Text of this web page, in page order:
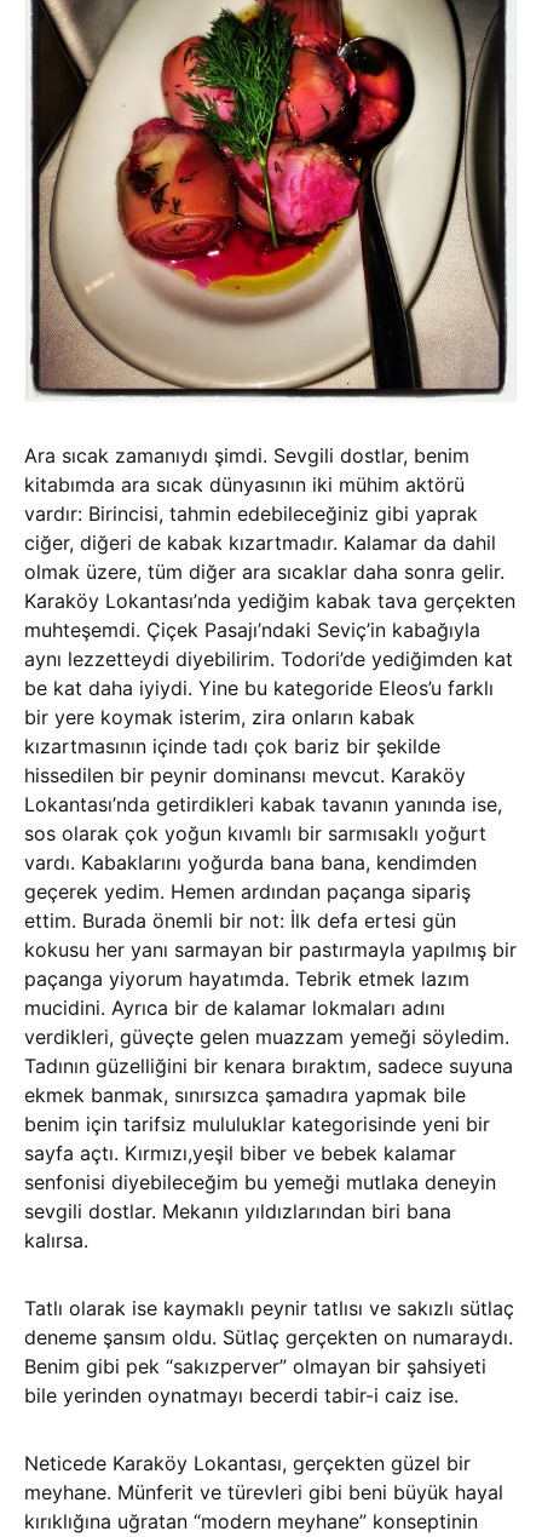
Ara sıcak zamanıydı şimdi. Sevgili dostlar, benim
kitabımda ara sıcak dünyasının iki mühim aktörü
vardır: Birincisi, tahmin edebileceğiniz gibi yaprak
ciğer, diğeri de kabak kızartmadır. Kalamar da dahil
olmak üzere, tüm diğer ara sıcaklar daha sonra gelir.
Karaköy Lokantası’nda yediğim kabak tava gerçekten
muhteşemdi. Çiçek Pasajı’ndaki Seviç’in kabağıyla
aynı lezzetteydi diyebilirim. Todori’de yediğimden kat
be kat daha iyiydi. Yine bu kategoride Eleos’u farklı
bir yere koymak isterim, zira onların kabak
kızartmasının içinde tadı çok bariz bir şekilde
hissedilen bir peynir dominansı mevcut. Karaköy
Lokantası’nda getirdikleri kabak tavanın yanında ise,
sos olarak çok yoğun kıvamlı bir sarmısaklı yoğurt
vardı. Kabaklarını yoğurda bana bana, kendimden
geçerek yedim. Hemen ardından paçanga sipariş
ettim. Burada önemli bir not: İlk defa ertesi gün
kokusu her yanı sarmayan bir pastırmayla yapılmış bir
paçanga yiyorum hayatımda. Tebrik etmek lazım
mucidini. Ayrıca bir de kalamar lokmaları adını
verdikleri, güveçte gelen muazzam yemeği söyledim.
Tadının güzelliğini bir kenara bıraktım, sadece suyuna
ekmek banmak, sınırsızca şamadıra yapmak bile
benim için tarifsiz mululuklar kategorisinde yeni bir
sayfa açtı. Kırmızı,yeşil biber ve bebek kalamar
senfonisi diyebileceğim bu yemeği mutlaka deneyin
sevgili dostlar. Mekanın yıldızlarından biri bana
kalırsa.
Tatlı olarak ise kaymaklı peynir tatlısı ve sakızlı sütlaç
deneme şansım oldu. Sütlaç gerçekten on numaraydı.
Benim gibi pek “sakızperver” olmayan bir şahsiyeti
bile yerinden oynatmayı becerdi tabir-i caiz ise.
Neticede Karaköy Lokantası, gerçekten güzel bir
meyhane. Münferit ve türevleri gibi beni büyük hayal
kırıklığına uğratan “modern meyhane” konseptinin